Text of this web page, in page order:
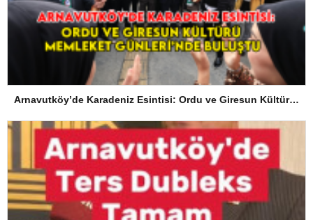
Arnavutköy’de Karadeniz Esintisi: Ordu ve Giresun Kültürü Memleket Günleri’nde Buluştu